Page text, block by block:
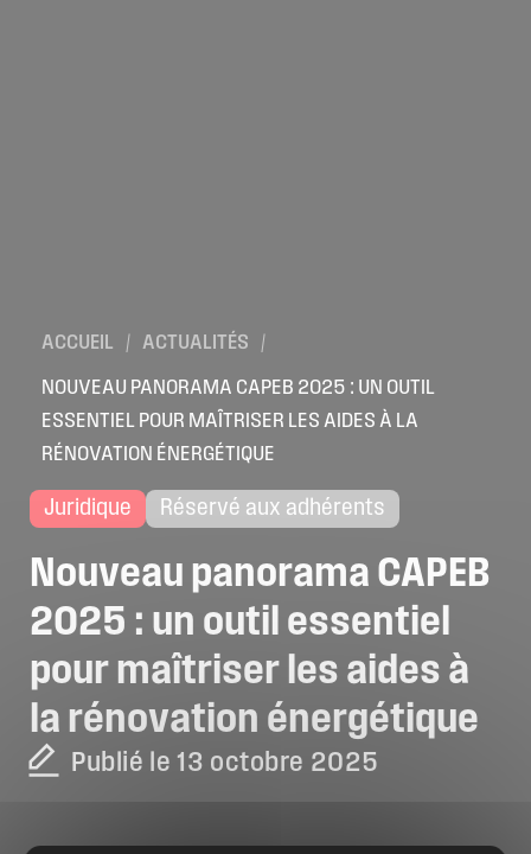
ACCUEIL / ACTUALITÉS
/
NOUVEAU PANORAMA CAPEB 2025 : UN OUTIL
ESSENTIEL POUR MAÎTRISER LES AIDES À LA
RÉNOVATION ÉNERGÉTIQUE
Juridique Réservé aux adhérents
Nouveau panorama CAPEB
2025 : un outil essentiel
pourmaîtriserles aides à
la rénovation énergétique
Publié le 13 octobre 2025